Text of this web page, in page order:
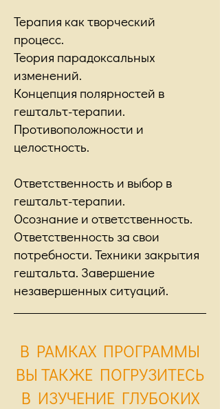
Терапия как творческий
процесс.
Теория парадоксальных
изменений.
Концепция полярностей в
гештальт-терапии.
Противоположности и
целостность.
Ответственность и выбор в
гештальт-терапии.
Осознание и ответственность.
Ответственность за свои
потребности. Техники закрытия
гештальта. Завершение
незавершенных ситуаций.
В РАМКАХ ПРОГРАММЫ
ВЫ ТАКЖЕ ПОГРУЗИТЕСЬ
В ИЗУЧЕНИЕ ГЛУБОКИХ